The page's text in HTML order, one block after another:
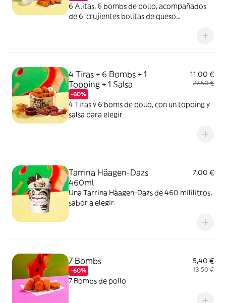
6 Alitas, 6 bombs de pollo, acompañados
de 6 crujientes bolitas de queso
4 Tiras + 6 Bombs + 1
Topping + 1 Salsa
-60%
11,00 €
27,50 €
4 Tiras y 6 boms de pollo, con un topping y
salsa para elegir
Tarrina Häagen-Dazs
460ml
7,00 €
Una Tarrina Häagen-Dazs de 460 mililitros,
sabor a elegir.
7 Bombs
-60%
5,40 €
13,50 €
7 Bombs de pollo